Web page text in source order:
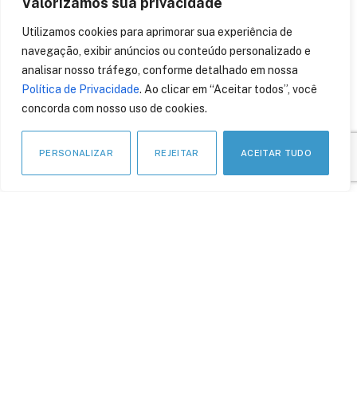
Utilizamos cookies para aprimorar sua experiência de
navegação, exibir anúncios ou conteúdo personalizado e
analisar nosso tráfego, conforme detalhado em nossa
Política de Privacidade. Ao clicar em “Aceitar todos”, você
concorda com nosso uso de cookies.
PERSONALIZAR REJEITAR ACEITAR TUDO
Ataques de phishing
viram tendência após
“apagão cibernético”,
revela ISH Tecnologia
26 de julho de 2024